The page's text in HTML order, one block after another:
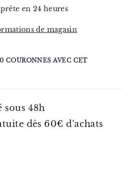
en 24 heures
de magasin
COURONNES AVEC CET
sous 48h
dès 60€ d'achats